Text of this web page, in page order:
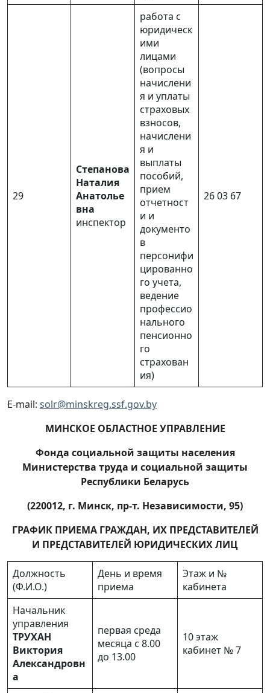
29
Степанова
Наталия
Анатолье
вна
инспектор
работа с
юридическ
ими
лицами
(вопросы
начислени
я и уплаты
страховых
взносов,
начислени
я и
выплаты
пособий,
прием
отчетност
и и
документо
в
персонифи
цированно
го учета,
ведение
профессио
нального
пенсионно
го
страхован
ия)
26 03 67
E-mail: solr@minskreg.ssf.gov.by
МИНСКОЕ ОБЛАСТНОЕ УПРАВЛЕНИЕ
Фонда социальной защиты населения
Министерства труда и социальной защиты
Республики Беларусь
(220012, г. Минск, пр-т. Независимости, 95)
ГРАФИК ПРИЕМА ГРАЖДАН, ИХ ПРЕДСТАВИТЕЛЕЙ
И ПРЕДСТАВИТЕЛЕЙ ЮРИДИЧЕСКИХ ЛИЦ
Должность
(Ф.И.О.)
День и время
приема
Этаж и №
кабинета
Начальник
управления
ТРУХАН
Виктория
Александровн
а
первая среда
месяца с 8.00
до 13.00
10 этаж
кабинет № 7